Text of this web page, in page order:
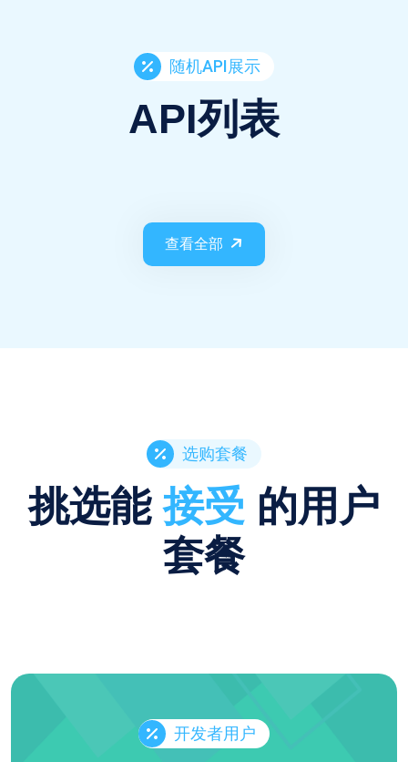
随机API展示
API列表
查看全部
选购套餐
挑选能接受 的用户
套餐
开发者用户